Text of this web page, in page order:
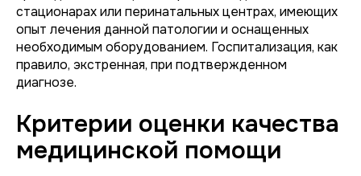
стационарах или перинатальных центрах, имеющих
опыт лечения данной патологии и оснащенных
необходимым оборудованием. Госпитализация, как
правило, экстренная, при подтвержденном
диагнозе.
Критерии оценки качества
медицинской помощи